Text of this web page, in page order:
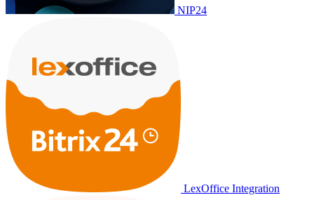
NIP24
LexOffice Integration